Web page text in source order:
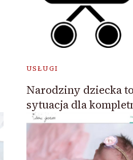
USŁUGI
Narodziny dziecka
sytuacja dla